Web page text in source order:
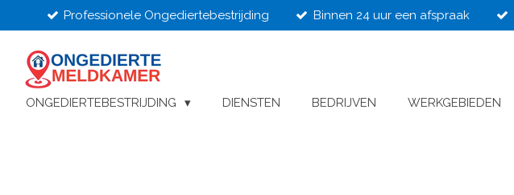
direct
naar
hoofdinhoud
Professionele Ongediertebestrijding Binnen 24 uur een afspraak
ONGEDIERTEBESTRIJDING DIENSTEN BEDRIJVEN WERKGEBIEDEN